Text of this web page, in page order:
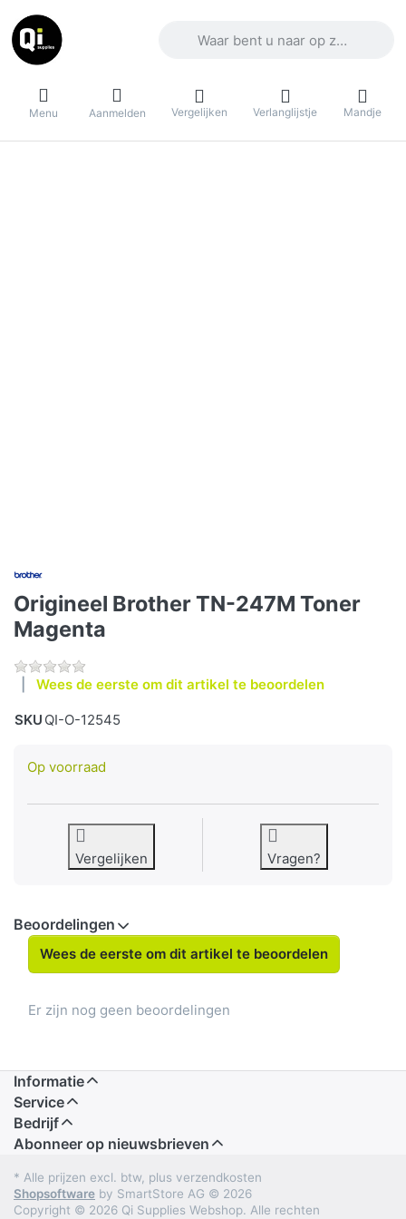
Menu Aanmelden Vergelijken Verlanglijstje Mandje
Origineel Brother TN-247M Toner
Magenta
Wees de eerste om dit artikel te beoordelen
SKU QI-O-12545
Op voorraad
Vergelijken Vragen?
Beoordelingen
Wees de eerste om dit artikel te beoordelen
Er zijn nog geen beoordelingen
Informatie
Service
Bedrijf
Abonneer op nieuwsbrieven
* Alle prijzen excl. btw, plus verzendkosten
Shopsoftware by SmartStore AG © 2026
Copyright © 2026 Qi Supplies Webshop. Alle rechten